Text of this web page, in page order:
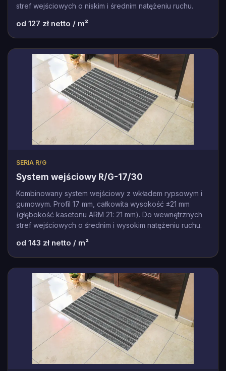
stref wejściowych o niskim i średnim natężeniu ruchu.
od 127 zł netto / m²
SERIA R/G
System wejściowy R/G-17/30
Kombinowany system wejściowy z wkładem rypsowym i
gumowym. Profil 17 mm, całkowita wysokość ±21 mm
(głębokość kasetonu ARM 21: 21 mm). Do wewnętrznych
stref wejściowych o średnim i wysokim natężeniu ruchu.
od 143 zł netto / m²